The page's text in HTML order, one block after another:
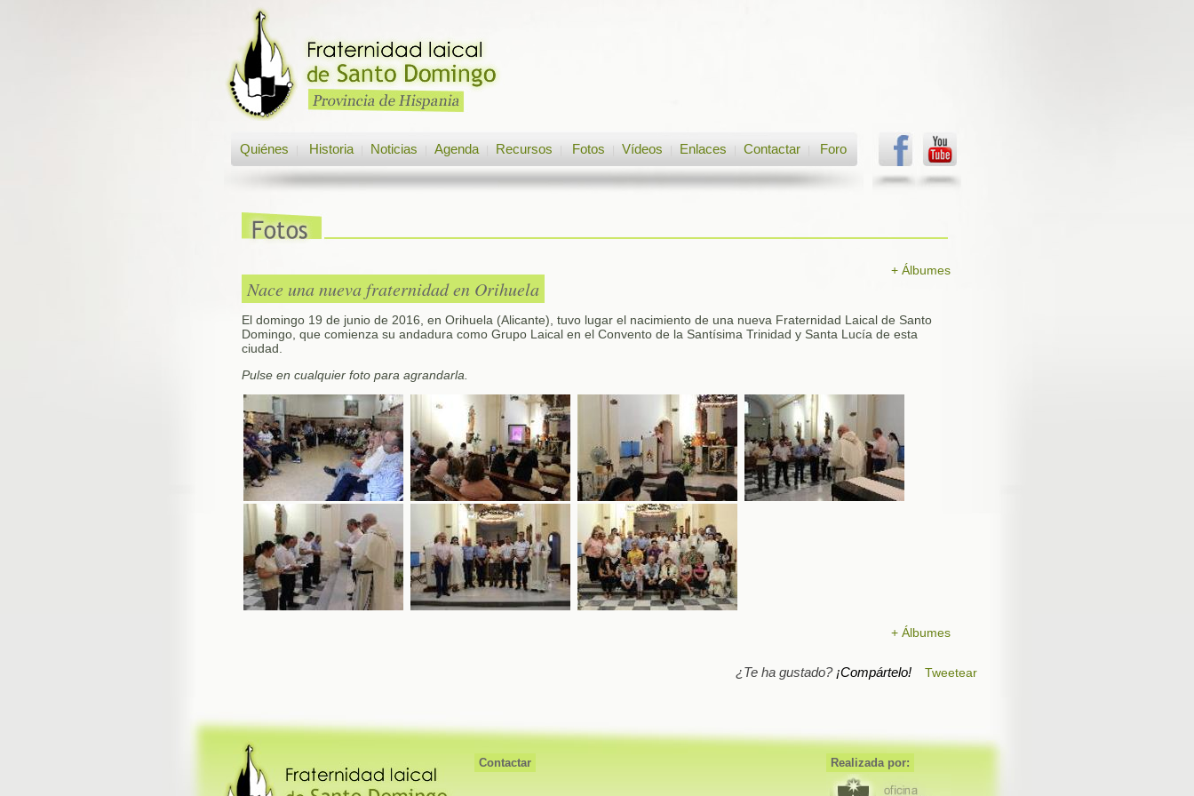
Quiénes Historia Noticias Agenda Recursos Fotos Vídeos Enlaces Contactar Foro
+ Álbumes
Nace una nueva fraternidad en Orihuela
El domingo 19 de junio de 2016, en Orihuela (Alicante), tuvo lugar el nacimiento de una nueva Fraternidad Laical de Santo
Domingo, que comienza su andadura como Grupo Laical en el Convento de la Santísima Trinidad y Santa Lucía de esta
ciudad.
Pulse en cualquier foto para agrandarla.
+ Álbumes
¿Te ha gustado? ¡Compártelo! Tweetear
Contactar Realizada por: